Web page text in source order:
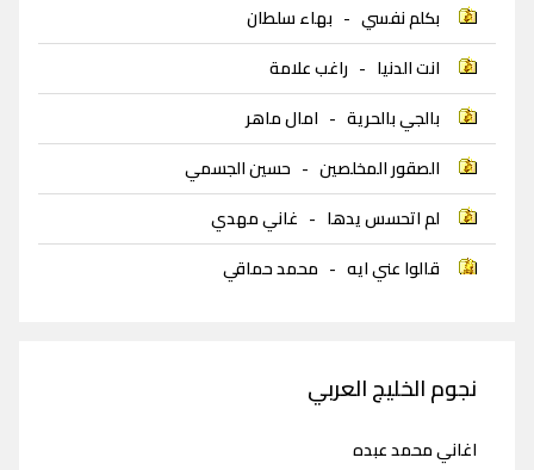
بكلم نفسي - بهاء سلطان
انت الدنيا - راغب علامة
بالجي بالحرية - امال ماهر
الصقور المخلصين - حسين الجسمي
لم اتحسس يدها - غاني مهدي
قالوا عني ايه - محمد حماقي
نجوم الخليج العربي
اغاني محمد عبده